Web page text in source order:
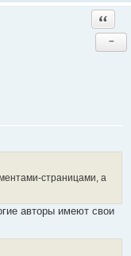
−
страницами, а
авторы имеют свои